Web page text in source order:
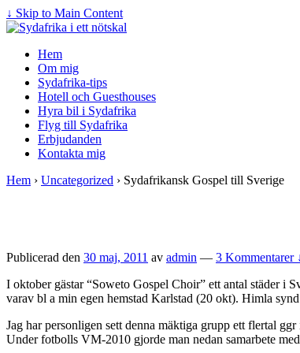
↓ Skip to Main Content
Hem
Om mig
Sydafrika-tips
Hotell och Guesthouses
Hyra bil i Sydafrika
Flyg till Sydafrika
Erbjudanden
Kontakta mig
Hem › Uncategorized › Sydafrikansk Gospel till Sverige
Publicerad den 30 maj, 2011 av admin — 3 Kommentarer
I oktober gästar “Soweto Gospel Choir” ett antal städer i
varav bl a min egen hemstad Karlstad (20 okt). Himla
Jag har personligen sett denna mäktiga grupp ett flertal
Under fotbolls VM-2010 gjorde man nedan samarbete